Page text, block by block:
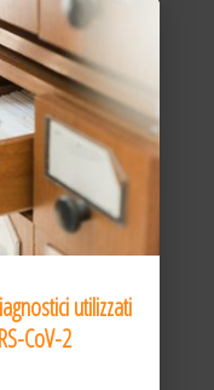
utilizzati
CoV-2